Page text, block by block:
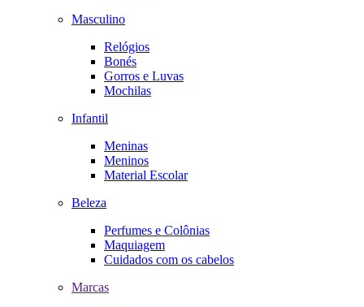
Masculino
Relógios
Bonés
Gorros e Luvas
Mochilas
Infantil
Meninas
Meninos
Material Escolar
Beleza
Perfumes e Colônias
Maquiagem
Cuidados com os cabelos
Marcas